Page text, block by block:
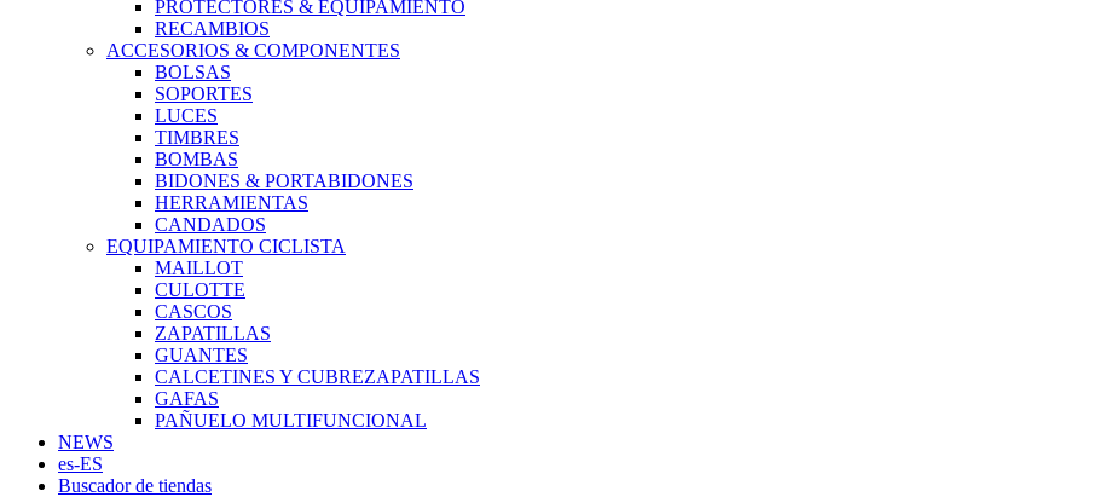
PROTECTORES & EQUIPAMIENTO
RECAMBIOS
ACCESORIOS & COMPONENTES
BOLSAS
SOPORTES
LUCES
TIMBRES
BOMBAS
BIDONES & PORTABIDONES
HERRAMIENTAS
CANDADOS
EQUIPAMIENTO CICLISTA
MAILLOT
CULOTTE
CASCOS
ZAPATILLAS
GUANTES
CALCETINES Y CUBREZAPATILLAS
GAFAS
PAÑUELO MULTIFUNCIONAL
NEWS
es-ES
Buscador de tiendas